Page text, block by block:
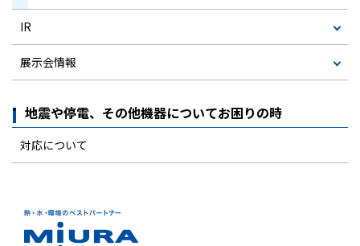
IR
展示会情報
地震や停電、その他機器についてお困りの時
対応について